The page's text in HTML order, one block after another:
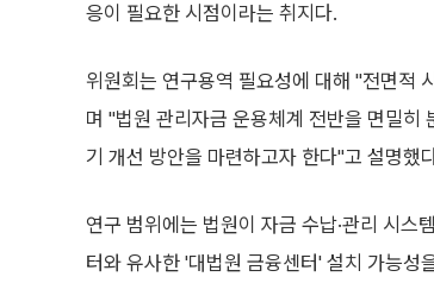
응이 필요한 시점이라는 취지다.
위원회는 연구용역 필요성에 대해 "전면적
며 "법원 관리자금 운용체계 전반을 면밀히
기 개선 방안을 마련하고자 한다"고 설명했
연구 범위에는 법원이 자금 수납·관리 시
터와 유사한 '대법원 금융센터' 설치 가능성